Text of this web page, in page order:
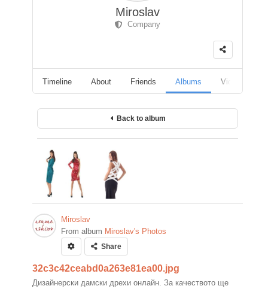
Miroslav
Company
Timeline About Friends Albums Videos
Back to album
Miroslav
From album Miroslav's Photos
Share
32c3c42ceabd0a263e81ea00.jpg
Дизайнерски дамски дрехи онлайн. За качеството ще